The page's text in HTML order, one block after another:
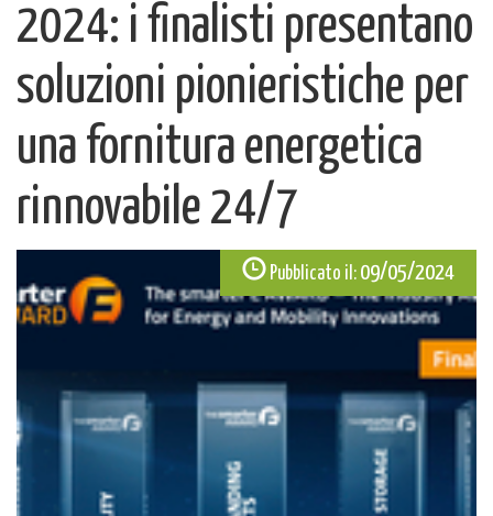
2024: i finalisti presentano
soluzioni pionieristiche per
una fornitura energetica
rinnovabile 24/7
Pubblicato il: 09/05/2024